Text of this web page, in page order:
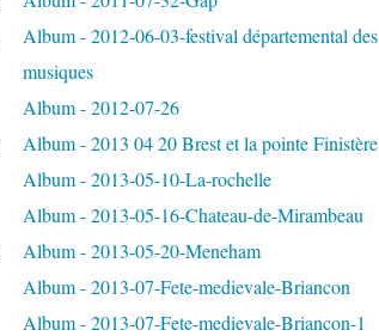
Album - 2012-06-03-festival départemental des
musiques
Album - 2012-07-26
Album - 2013 04 20 Brest et la pointe Finistère
Album - 2013-05-10-La-rochelle
Album - 2013-05-16-Chateau-de-Mirambeau
Album - 2013-05-20-Meneham
Album - 2013-07-Fete-medievale-Briancon
Album - 2013-07-Fete-medievale-Briancon-1